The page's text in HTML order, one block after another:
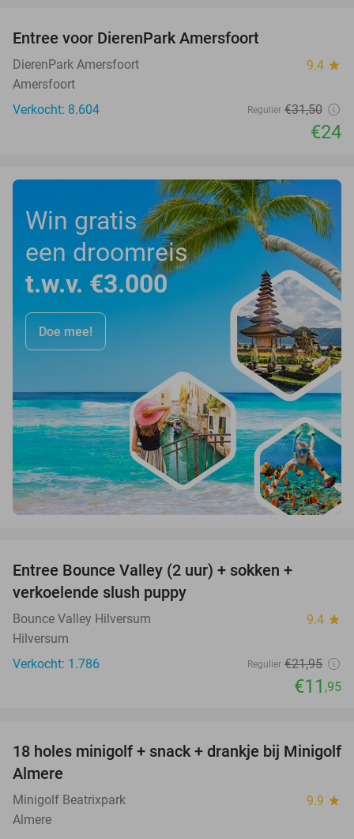
Entree voor DierenPark Amersfoort
DierenPark Amersfoort 9.4 star
Amersfoort
Verkocht: 8.604
Regulier €31,50
€24
Win gratis
een droomreis
t.w.v. €3.000
Doe mee!
Entree Bounce Valley (2 uur) + sokken +
verkoelende slush puppy
Bounce Valley Hilversum 9.4 star
Hilversum
Verkocht: 1.786
Regulier €21,95
€11 ,95
50%
18 holes minigolf + snack + drankje bij Minigolf
Almere
Minigolf Beatrixpark 9.9 star
Almere